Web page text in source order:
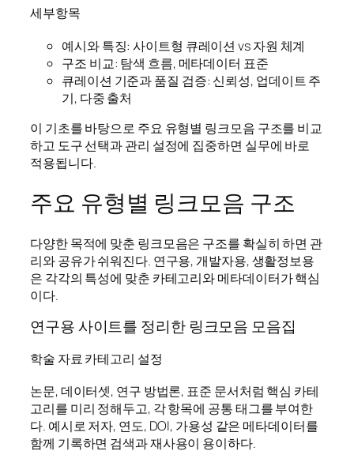
세부항목
예시와 특징: 사이트형 큐레이션 vs 자원 체계
구조 비교: 탐색 흐름, 메타데이터 표준
큐레이션 기준과 품질 검증: 신뢰성, 업데이트 주
기, 다중 출처
이 기초를 바탕으로 주요 유형별 링크모음 구조를 비교
하고 도구 선택과 관리 설정에 집중하면 실무에 바로
적용됩니다.
주요 유형별 링크모음 구조
다양한 목적에 맞춘 링크모음은 구조를 확실히 하면 관
리와 공유가 쉬워진다. 연구용, 개발자용, 생활정보용
은 각각의 특성에 맞춘 카테고리와 메타데이터가 핵심
이다.
연구용 사이트를 정리한 링크모음 모음집
학술 자료 카테고리 설정
논문, 데이터셋, 연구 방법론, 표준 문서처럼 핵심 카테
고리를 미리 정해두고, 각 항목에 공통 태그를 부여한
다. 예시로 저자, 연도, DOI, 가용성 같은 메타데이터를
함께 기록하면 검색과 재사용이 용이하다.